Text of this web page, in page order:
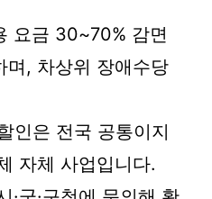
요금 30~70% 감면
며, 차상위 장애수당
인은 전국 공통이지
자체 사업입니다.